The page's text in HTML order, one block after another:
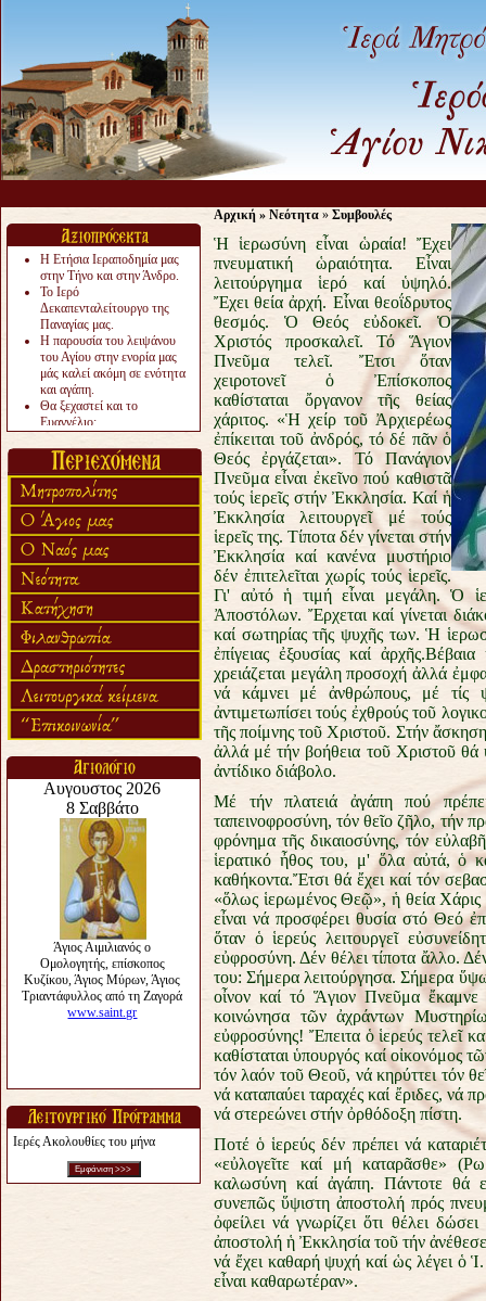
Η Ετήσια Ιεραποδημία μας
στην Τήνο και στην Άνδρο.
Το Ιερό
Δεκαπενταλείτουργο της
Παναγίας μας.
Η παρουσία του λειψάνου
του Αγίου στην ενορία μας
μάς καλεί ακόμη σε ενότητα
και αγάπη.
Θα ξεχαστεί και το
Ευαγγέλιο;
«πολύ αργά».
Ζητείται....
Ιερές Ακολουθίες του μήνα
Αρχική » Νεότητα » Συμβουλές
Ἡ ἱερωσύνη εἶναι ὡραία! Ἔχει
πνευματική ὡραιότητα. Εἶναι
λειτούργημα ἱερό καί ὑψηλό.
Ἔχει θεία ἀρχή. Εἶναι θεοΐδρυτος
θεσμός. Ὁ Θεός εὐδοκεῖ. Ὁ
Χριστός προσκαλεῖ. Τό Ἅγιον
Πνεῦμα τελεῖ. Ἔτσι ὅταν
χειροτονεῖ ὁ Ἐπίσκοπος
καθίσταται ὄργανον τῆς θείας
χάριτος. «Ἡ χείρ τοῦ Ἀρχιερέως
ἐπίκειται τοῦ ἀνδρός, τό δέ πᾶν ὁ
Θεός ἐργάζεται». Τό Πανάγιον
Πνεῦμα εἶναι ἐκεῖνο πού καθιστᾶ
τούς ἱερεῖς στήν Ἐκκλησία. Καί ἡ
Ἐκκλησία λειτουργεῖ μέ τούς
ἱερεῖς της. Τίποτα δέν γίνεται στήν
Ἐκκλησία καί κανένα μυστήριο
δέν ἐπιτελεῖται χωρίς τούς ἱερεῖς.
Γι' αὐτό ἡ τιμή εἶναι μεγάλη. Ὁ
Ἀποστόλων. Ἔρχεται καί γίνεται
καί σωτηρίας τῆς ψυχῆς των. Ἡ
ἐπίγειας ἐξουσίας καί
χρειάζεται μεγάλη προσοχή ἀλλά
νά κάμνει μέ ἀνθρώπους, μέ τίς
ἀντιμετωπίσει τούς ἐχθρούς τοῦ
τῆς ποίμνης τοῦ Χριστοῦ. Στήν
ἀλλά μέ τήν βοήθεια τοῦ Χριστοῦ θά
ἀντίδικο διάβολο.
Μέ τήν πλατειά ἀγάπη πού
ταπεινοφροσύνη, τόν θεῖο ζῆλο, τήν
φρόνημα τῆς δικαιοσύνης, τόν
ἱερατικό ἦθος του, μ' ὅλα αὐτά, ὁ
καθήκοντα.Ἔτσι θά ἔχει καί τόν
«ὅλως ἱερωμένος Θεῷ», ἡ θεία Χάρις
εἶναι νά προσφέρει θυσία στό Θεό
ὅταν ὁ ἱερεύς λειτουργεῖ
εὐφροσύνη. Δέν θέλει τίποτα ἄλλο.
του: Σήμερα λειτούργησα. Σήμερα
οἶνον καί τό Ἅγιον Πνεῦμα
κοινώνησα τῶν ἀχράντων
εὐφροσύνης! Ἔπειτα ὁ ἱερεύς τελεῖ
καθίσταται ὑπουργός καί οἰκονόμος
τόν λαόν τοῦ Θεοῦ, νά κηρύττει τόν
νά καταπαύει ταραχές καί ἔριδες, νά
νά στερεώνει στήν ὀρθόδοξη πίστη.
Ποτέ ὁ ἱερεύς δέν πρέπει νά
«εὐλογεῖτε καί μή καταρᾶσθε»
καλωσύνη καί ἀγάπη. Πάντοτε θά
συνεπῶς ὕψιστη ἀποστολή πρός
ὀφείλει νά γνωρίζει ὅτι θέλει
ἀποστολή ἡ Ἐκκλησία τοῦ τήν ἀνέθεσε
νά ἔχει καθαρή ψυχή καί ὡς λέγει ὁ
εἶναι καθαρωτέραν».